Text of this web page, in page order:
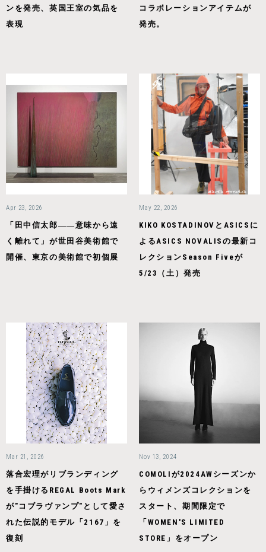
ンを発売、英国王室の気品を
表現
コラボレーションアイテムが
発売。
Apr 23, 2026
「田中信太郎――意味から遠
く離れて」が世田谷美術館で
開催、東京の美術館で初個展
May 22, 2026
KIKO KOSTADINOVとASICSに
よるASICS NOVALISの最新コ
レクションSeason Fiveが
5/23（土）発売
Mar 21, 2026
落合宏理がリブランディング
を手掛けるREGAL Boots Mark
が"コブラヴァンプ"として愛さ
れた伝説的モデル「2167」を
復刻
Nov 13, 2024
COMOLIが2024AWシーズンか
らウィメンズコレクションを
スタート、期間限定で
「WOMEN'S LIMITED
STORE」をオープン